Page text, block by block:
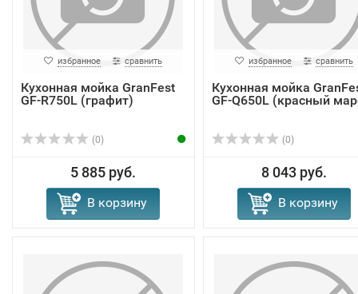
избранное сравнить
Кухонная мойка GranFest
GF-R750L (графит)
(0)
5 885 руб.
В корзину
избранное сравнить
Кухонная мойка
GF-Q650L (красный
(0)
8 043 руб.
В корзину